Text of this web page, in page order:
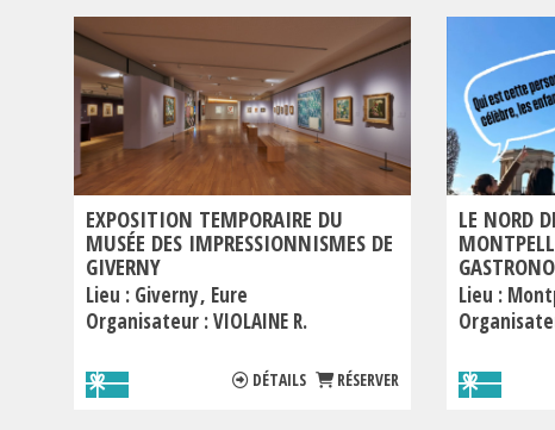
EXPOSITION TEMPORAIRE DU
MUSÉE DES IMPRESSIONNISMES DE
GIVERNY
Lieu : Giverny Eure
Organisateur :VIOLAINE R.
DÉTAILS RÉSERVER
LE NORD
Lieu :